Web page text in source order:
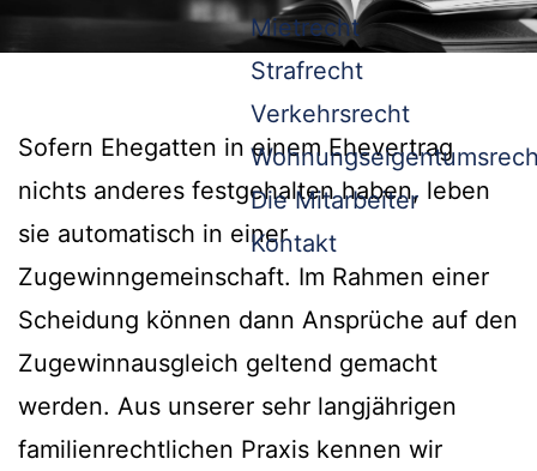
Mietrecht
Strafrecht
Verkehrsrecht
Die Mitarbeiter
Kontakt
Sofern Ehegatten in einem Ehevertrag
nichts anderes festgehalten haben, leben
sie automatisch in einer
Zugewinngemeinschaft. Im Rahmen einer
Scheidung können dann Ansprüche auf den
Zugewinnausgleich geltend gemacht
werden. Aus unserer sehr langjährigen
familienrechtlichen Praxis kennen wir